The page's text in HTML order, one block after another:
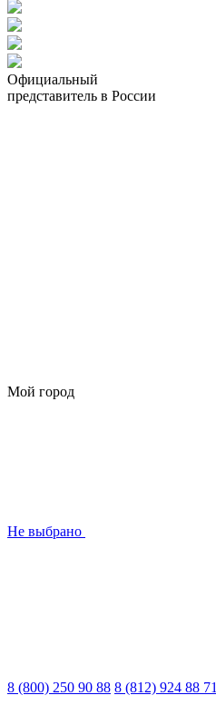
Официальный
представитель в России
Мой город
Не выбрано
8 (800) 250 90 88 8 (812) 924 88 71